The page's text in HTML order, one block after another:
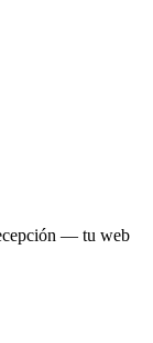
— tu web